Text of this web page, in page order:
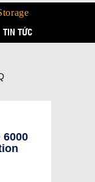
TIN TỨC
6000